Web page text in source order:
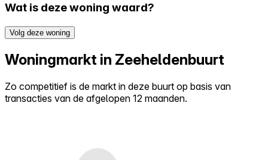
Wat is deze woning waard?
Volg deze woning
Woningmarkt in Zeeheldenbuurt
Zo competitief is de markt in deze buurt op basis van
transacties van de afgelopen 12 maanden.